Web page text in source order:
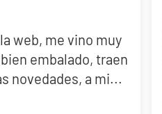
web, me vino muy
embalado, traen
novedades, a mi...